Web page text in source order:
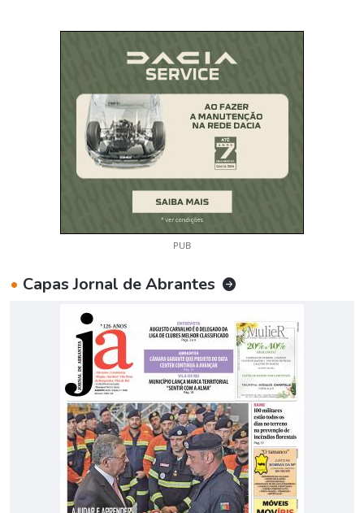
PUB
• Capas Jornal de Abrantes